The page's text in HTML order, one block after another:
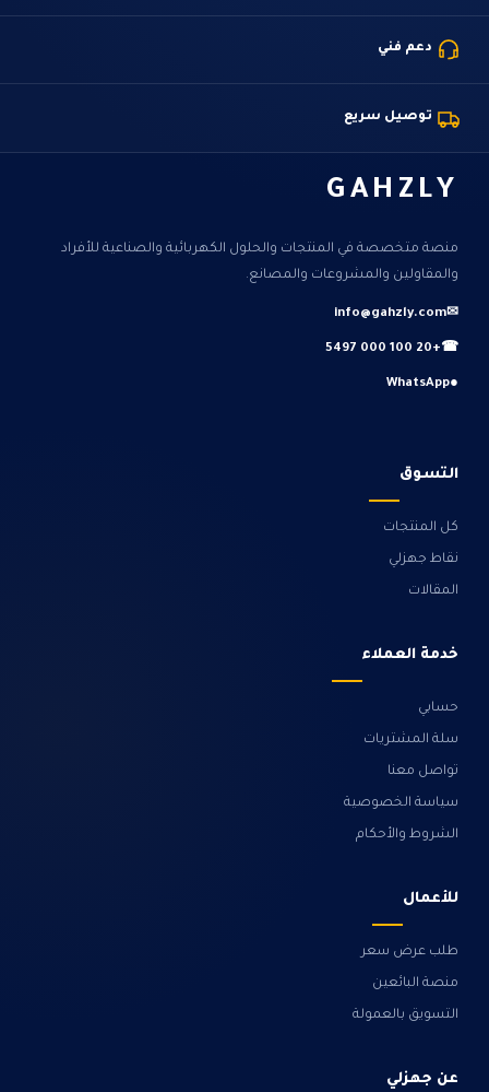
دعم فني
توصيل سريع
GAHZLY
منصة متخصصة في المنتجات والحلول الكهربائية والصناعية للأفراد
والمقاولين والمشروعات والمصانع.
✉
info@gahzly.com
☎
+20 100 000 5497
●
WhatsApp
التسوق
كل المنتجات
نقاط جهزلي
المقالات
خدمة العملاء
حسابي
سلة المشتريات
تواصل معنا
سياسة الخصوصية
الشروط والأحكام
للأعمال
طلب عرض سعر
منصة البائعين
التسويق بالعمولة
عن جهزلي